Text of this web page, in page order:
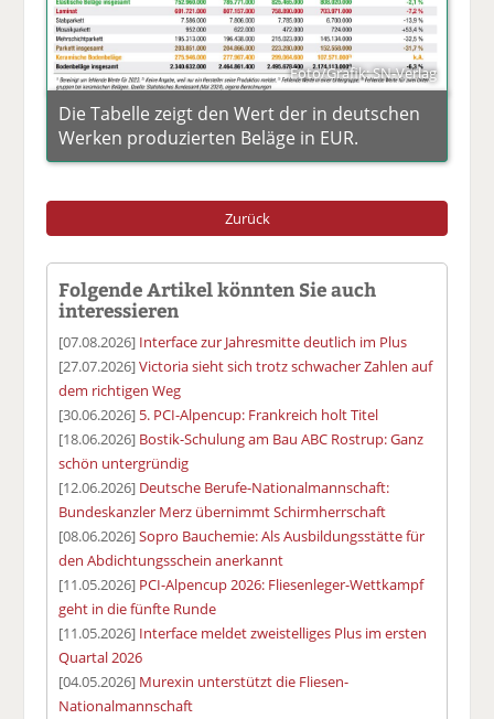
Foto/Grafik: SN-Verlag
Die Tabelle zeigt den Wert der in deutschen
Werken produzierten Beläge in EUR.
Zurück
Folgende Artikel könnten Sie auch
interessieren
[07.08.2026] Interface zur Jahresmitte deutlich im Plus
[27.07.2026]Victoria sieht sich trotz schwacher Zahlen auf
dem richtigen Weg
[30.06.2026] 5. PCI-Alpencup: Frankreich holt Titel
[18.06.2026] Bostik-Schulung am Bau ABC Rostrup: Ganz
schön untergründig
[12.06.2026] Deutsche Berufe-Nationalmannschaft:
Bundeskanzler Merz übernimmt Schirmherrschaft
[08.06.2026]Sopro Bauchemie: Als Ausbildungsstätte für
den Abdichtungsschein anerkannt
[11.05.2026] PCI-Alpencup 2026: Fliesenleger-Wettkampf
geht in die fünfte Runde
[11.05.2026] Interface meldet zweistelliges Plus im ersten
Quartal 2026
[04.05.2026] Murexin unterstützt die Fliesen-
Nationalmannschaft